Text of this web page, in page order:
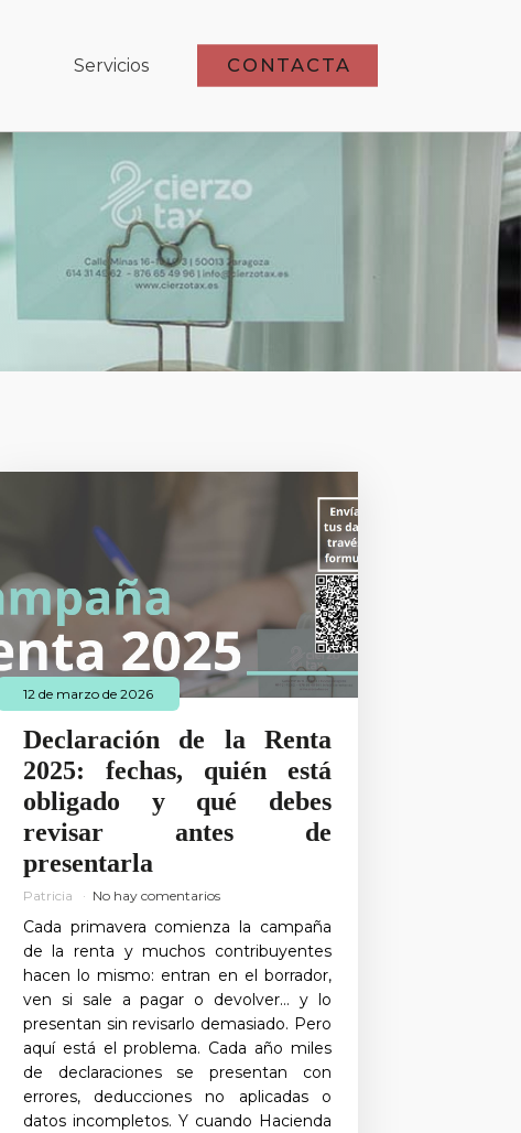
Servicios CONTACTA
12 de marzo de 2026
Declaración de la Renta
2025: fechas, quién está
obligado y qué debes
revisar antes de
presentarla
Patricia No hay comentarios
Cada primavera comienza la campaña
de la renta y muchos contribuyentes
hacen lo mismo: entran en el borrador,
ven si sale a pagar o devolver… y lo
presentan sin revisarlo demasiado. Pero
aquí está el problema. Cada año miles
de declaraciones se presentan con
errores, deducciones no aplicadas o
datos incompletos. Y cuando Hacienda